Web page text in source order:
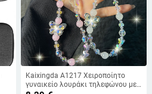
Kaixingda A1217 Χειροποίητο
γυναικείο λουράκι τηλεφώνου με